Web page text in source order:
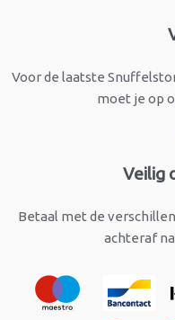
Voor de laatste
moet je op
Veilig
Betaal met de
achteraf